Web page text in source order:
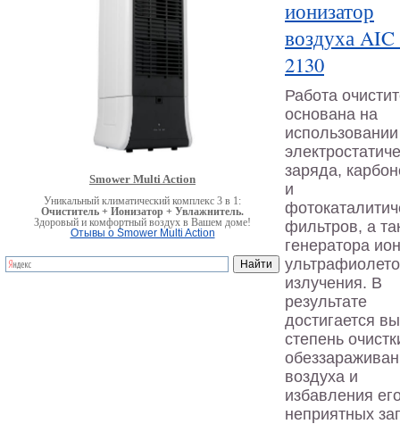
Smower Multi Action
Уникальный климатический комплекс 3 в 1:
Очиститель + Ионизатор + Увлажнитель.
Здоровый и комфортный воздух в Вашем доме!
Отывы о Smower Multi Action
ионизатор
воздуха
2130
Работа
основана на
использовании
заряда,
и
фильтров, а
генератора
излучения. В
результате
достигается
степень
воздуха и
избавления
неприятных